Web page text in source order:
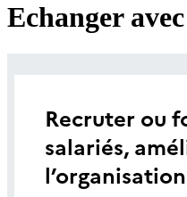
Echanger